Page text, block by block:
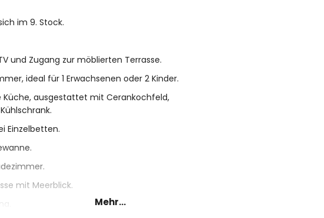
im 9. Stock.
und Zugang zur möblierten Terrasse.
ideal für 1 Erwachsenen oder 2 Kinder.
Küche, ausgestattet mit Cerankochfeld,
Einzelbetten.
mit Meerblick.
Mehr...